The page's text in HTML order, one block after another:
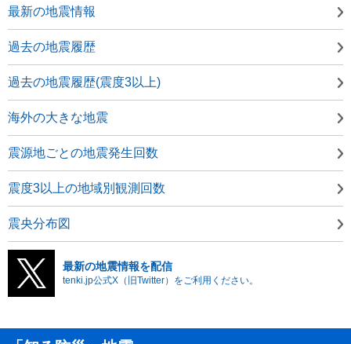
最新の地震情報
過去の地震履歴
過去の地震履歴(震度3以上)
海外の大きな地震
震源地ごとの地震発生回数
震度3以上の地域別観測回数
震央分布図
最新の地震情報を配信
tenki.jp公式X（旧Twitter）をご利用ください。